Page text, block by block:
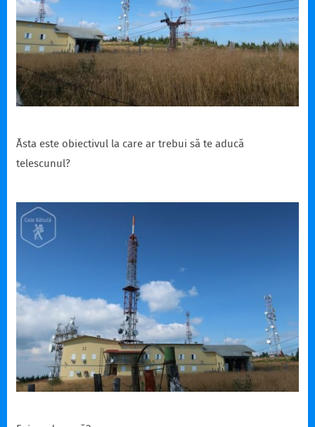
Ăsta este obiectivul la care ar trebui să te aducă
telescunul?